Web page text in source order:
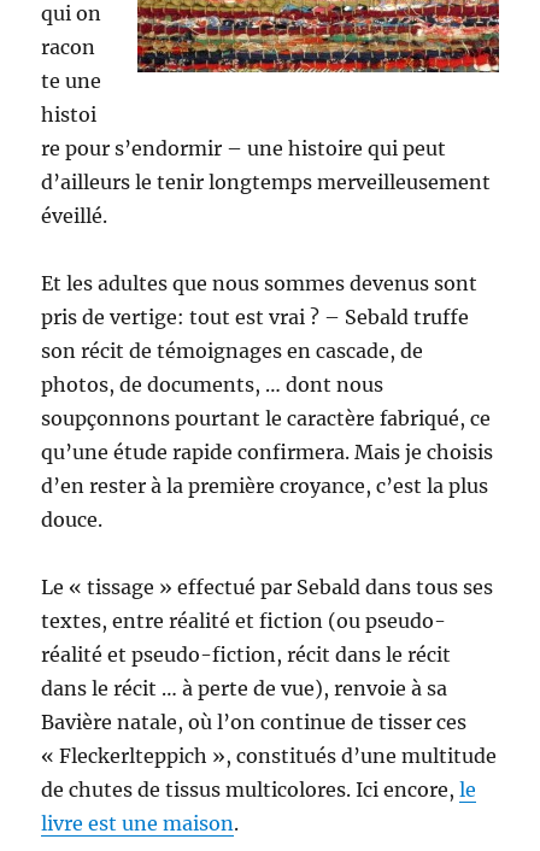
qui on
racon
te une
histoi
re pour s’endormir – une histoire qui peut
d’ailleurs le tenir longtemps merveilleusement
éveillé.
Et les adultes que nous sommes devenus sont
pris de vertige: tout est vrai ? – Sebald truffe
son récit de témoignages en cascade, de
photos, de documents, … dont nous
soupçonnons pourtant le caractère fabriqué, ce
qu’une étude rapide confirmera. Mais je choisis
d’en rester à la première croyance, c’est la plus
douce.
Le « tissage » effectué par Sebald dans tous ses
textes, entre réalité et fiction (ou pseudo-
réalité et pseudo-fiction, récit dans le récit
dans le récit … à perte de vue), renvoie à sa
Bavière natale, où l’on continue de tisser ces
« Fleckerlteppich », constitués d’une multitude
de chutes de tissus multicolores. Ici encore,le
livre est une maison.